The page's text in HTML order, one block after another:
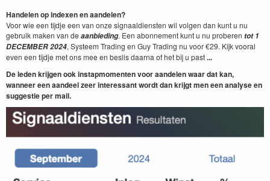
Handelen op indexen en aandelen?
Voor wie een tijdje een van onze signaaldiensten wil volgen dan kunt u nu
gebruik maken van de aanbieding. Een abonnement kunt u nu proberen tot 1
DECEMBER2024, Systeem Trading en Guy Trading nu voor €29. Kijk vooral
even een tijdje met ons mee en beslis daarna of het bij u past...
De leden krijgen ook instapmomenten voor aandelen waar dat kan,
wanneer een aandeel zeer interessant wordt dan krijgt men een analyse en
suggestie per mail.